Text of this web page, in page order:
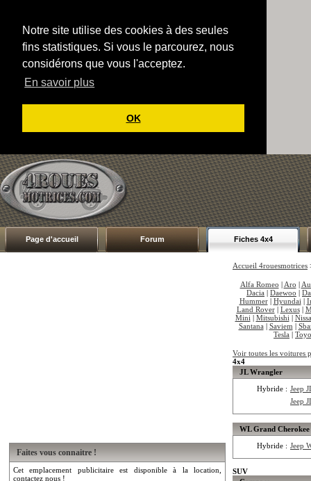
Notre site utilise des cookies à des seules
fins statistiques. Si vous le parcourez, nous
considérons que vous l'acceptez.
En savoir plus
OK
Page d'accueil Forum Fiches 4x4
Faites vous connaitre !
Cet emplacement publicitaire est disponible à la location,
contactez nous !
Accueil 4rouesmotrices
Alfa Romeo | Aro |
Dacia | Daewoo |
Hummer| Hyundai |
Land Rover| Lexus|
Mini | Mitsubishi |
Santana | Saviem |
Tesla |
Voir toutes les voitures
4x4
JL Wrangler
Hybride : Jeep
Jeep
WL Grand Cherokee
Hybride : Jeep
SUV